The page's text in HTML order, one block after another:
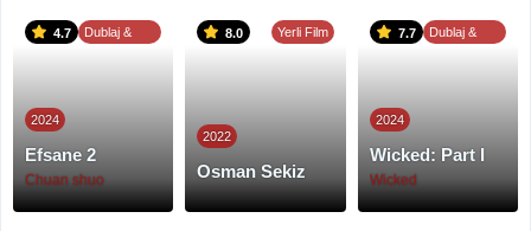
4.7
Dublaj &
2024
Efsane 2
Chuan shuo
8.0 Yerli Film
2022
Osman Sekiz
7.7
Dublaj &
2024
Wicked: Part I
Wicked